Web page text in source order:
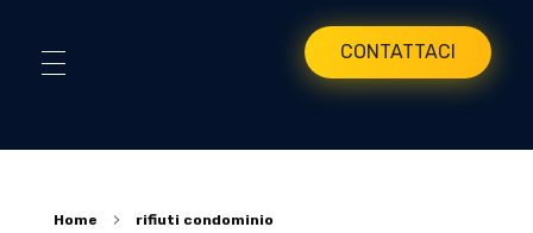
CONTATTACI
Home rifiuti condominio